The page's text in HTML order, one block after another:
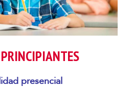
presencial